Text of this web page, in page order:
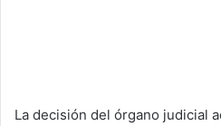
La decisión del órgano judicial